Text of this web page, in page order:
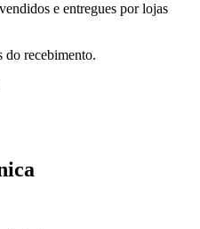
e entregues por lojas
do recebimento.